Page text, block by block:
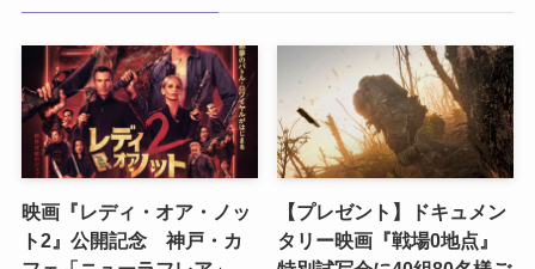
映画『レディ・オア・ノッ
ト2』公開記念 神戸・カ
【プレゼント】ドキュメン
タリー映画『戦場0地点』